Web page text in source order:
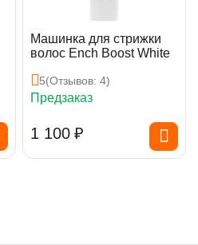
Машинка для стрижки
волос Ench Boost White
5(Отзывов: 4)
Предзаказ
1 100 ₽